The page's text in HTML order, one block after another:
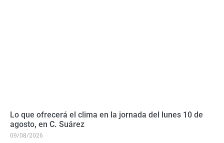
Lo que ofrecerá el clima en la jornada del lunes 10 de
agosto, en C. Suárez
09/08/2026